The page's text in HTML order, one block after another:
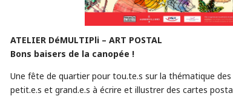
ATELIER DéMULTIPli – ART POSTAL
Bons baisers de la canopée !
Une fête de quartier pour tou.te.s sur la thématique
petit.e.s et grand.e.s à écrire et illustrer des cartes